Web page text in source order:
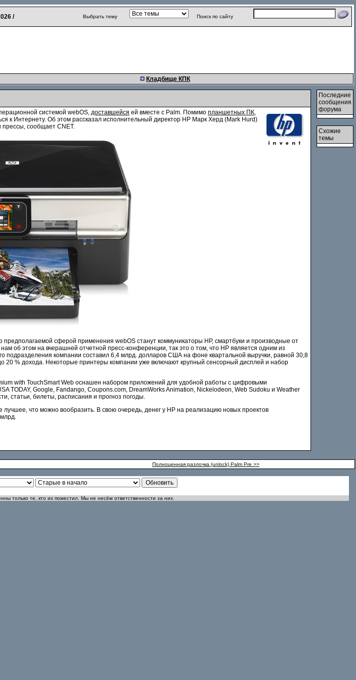
/ Выбрать тему Поиск по сайту
Кладбище КПК
системой webOS, доставшейся ей вместе с Palm. Помимо планшетных ПК,
к Интернету. Об этом рассказал исполнительный директор HP Марк Херд (Mark Hurd)
прессы, сообщает CNET.
сферой применения webOS станут коммуникаторы HP, смартбуки и производные от
об этом на вчерашней отчетной пресс-конференции, так это о том, что HP является одним из
подразделения компании составил 6,4 млрд. долларов США на фоне квартальной выручки, равной 30,8
% дохода. Некоторые принтеры компании уже включают крупный сенсорный дисплей и набор
with TouchSmart Web оснашен набором приложений для удобной работы с цифровыми
TODAY, Google, Fandango, Coupons.com, DreamWorks Animation, Nickelodeon, Web Sudoku и Weather
статьи, билеты, расписания и прогноз погоды.
что можно вообразить. В свою очередь, денег у HP на реализацию новых проектов
Последние
сообщения
форума
Схожие
темы
Полноценная разлочка (unlock) Palm Pre >>
только те, кто их поместил. Мы не несём ответственности за них.